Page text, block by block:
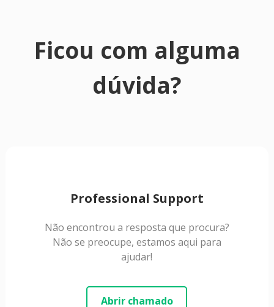
Ficou com alguma
dúvida?
Professional Support
Não encontrou a resposta que procura?
Não se preocupe, estamos aqui para
ajudar!
Abrir chamado